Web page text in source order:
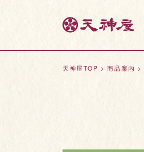
天神屋TOP >商品案内 >